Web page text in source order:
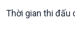
Câu chuyện Thể
Thời gian thi đấu